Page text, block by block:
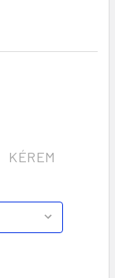
KÉREM